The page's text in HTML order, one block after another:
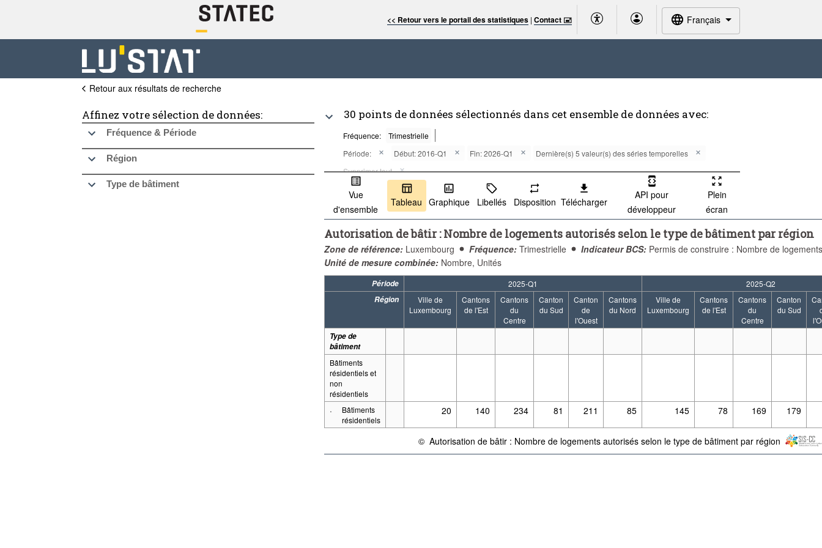
<< Retour vers le portail des statistiques |Contact 🖃 Français
Retour aux résultats de recherche
Affinez votre sélection de données:
Fréquence & Période
Région
Type de bâtiment
30 points de données sélectionnés dans cet ensemble de données avec:
Fréquence:
Trimestrielle
Période:
Début: 2016-Q1 Fin: 2026-Q1
Dernière(s) 5 valeur(s) des séries temporelles
Supprimer tout
Vue
d'ensemble
Tableau Graphique Libellés Disposition Télécharger
API pour
développeur
Plein
écran
Autorisation de bâtir : Nombre de logements autorisés selon le type de bâtiment par région
Zone de référence: Luxembourg Fréquence: Trimestrielle Indicateur BCS: Permis de construire : Nombre de
Unité de mesure combinée: Nombre, Unités
Période 2025-Q1
2025-Q2
Région
Ville de
Luxembourg
Cantons
de l'Est
Cantons
du
Centre
Canton
du Sud
Canton
de
l'Ouest
Cantons
du Nord
Ville de
Luxembourg
Cantons
de l'Est
Cantons
du
Centre
Canton
du Sud
Type de
bâtiment
Bâtiments
résidentiels et
non
résidentiels
·
Bâtiments
résidentiels
20 140 234 81 211 85 145 78 169 179
©
{link} Conditions d'utilisation
Autorisation de bâtir : Nombre de logements autorisés selon le type de bâtiment par région